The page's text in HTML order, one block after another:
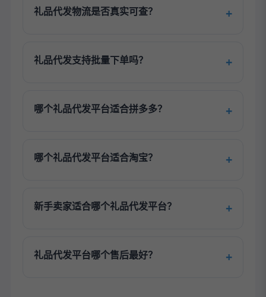
礼品代发物流是否真实可查？
礼品代发支持批量下单吗？
哪个礼品代发平台适合拼多多？
哪个礼品代发平台适合淘宝？
新手卖家适合哪个礼品代发平台？
礼品代发平台哪个售后最好？